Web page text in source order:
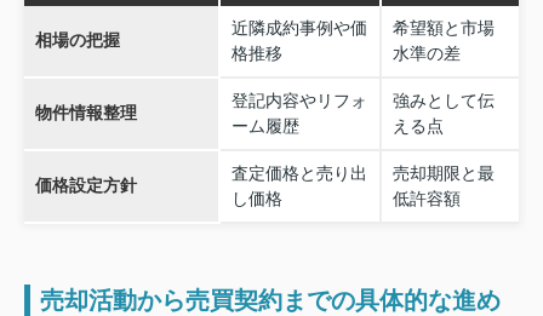
相場の把握
近隣成約事例や価
格推移
希望額と市場
水準の差
物件情報整理
登記内容やリフォ
ーム履歴
強みとして伝
える点
価格設定方針
査定価格と売り出
し価格
売却期限と最
低許容額
売却活動から売買契約までの具体的な進め